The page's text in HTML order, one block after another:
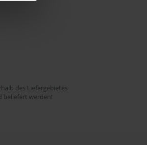
des Liefergebietes
beliefert werden!